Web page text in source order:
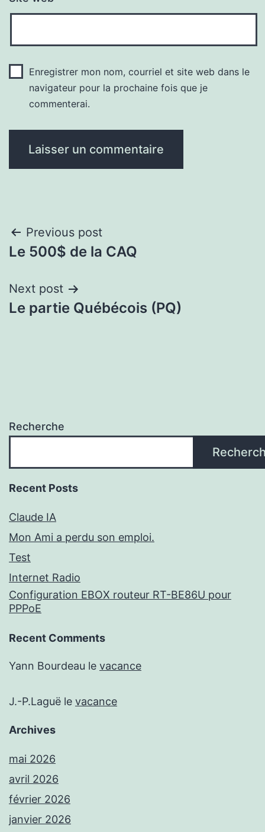
Enregistrer mon nom, courriel et site web dans le
navigateur pour la prochaine fois que je
commenterai.
Navigation
de
l'article
Previous post
Le 500$ de la CAQ
Next post
Le partie Québécois (PQ)
Recherche
Recent Posts
Claude IA
Mon Ami a perdu son emploi.
Test
Internet Radio
Configuration EBOX routeur RT-BE86U pour
PPPoE
Recent Comments
Yann Bourdeau le vacance
J.-P.Laguë le vacance
Archives
mai 2026
avril 2026
février 2026
janvier 2026